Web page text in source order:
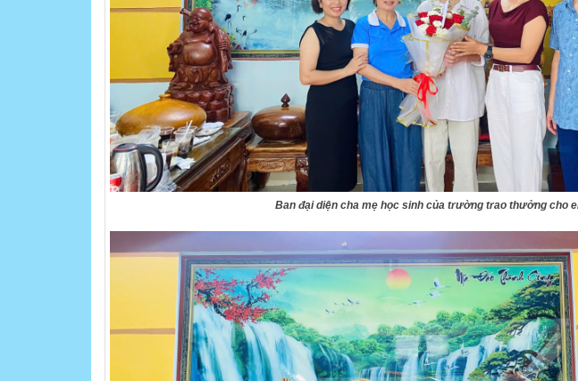
Ban đại diện cha mẹ học sinh của trường trao thưởng cho